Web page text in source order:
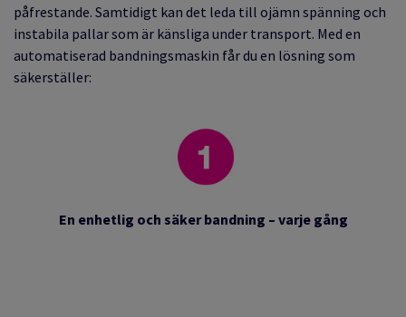
påfrestande. Samtidigt kan det leda till ojämn spänning och
instabila pallar som är känsliga under transport. Med en
automatiserad bandningsmaskin får du en lösning som
säkerställer:
En enhetlig och säker bandning – varje gång